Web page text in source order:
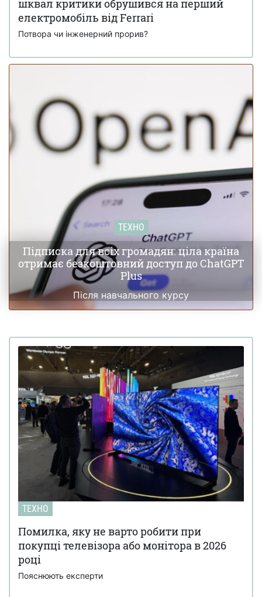
виробництва після 27 років на ринку (фото)
шквал критики обрушився на перший
електромобіль від Ferrari
Потвора чи інженерний прорив?
ТЕХНО
Підписка для всіх громадян: ціла країна
отримає безкоштовний доступ до ChatGPT
Plus
Після навчального курсу
ТЕХНО
Помилка, яку не варто робити при
покупці телевізора або монітора в 2026
році
Пояснюють експерти